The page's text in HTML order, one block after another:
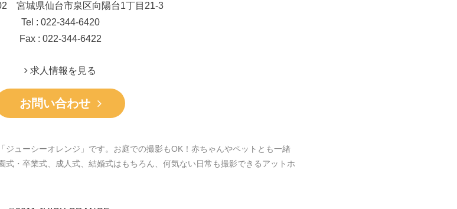
宮城県仙台市泉区向陽台1丁目21-3
Tel : 022-344-6420
Fax : 022-344-6422
求人情報を見る
お問い合わせ
ジューシーオレンジ」です。お庭での撮影もOK！赤ちゃんやペットとも一緒
式・卒業式、成人式、結婚式はもちろん、何気ない日常も撮影できるアットホ